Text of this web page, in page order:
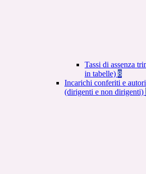
Tassi di assenza
in tabelle) 8
Incarichi conferiti e
(dirigenti e non dirigenti)